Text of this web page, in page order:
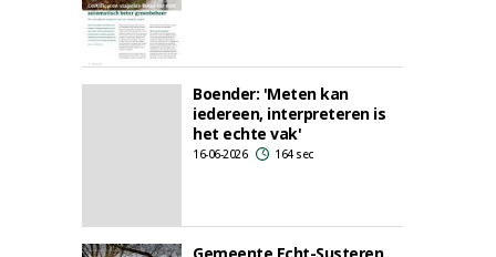
Boender: 'Meten kan
iedereen, interpreteren is
het echte vak'
16-06-2026 164 sec